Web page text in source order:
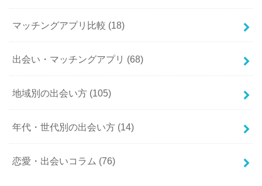
マッチングアプリ比較 (18)
出会い・マッチングアプリ (68)
地域別の出会い方 (105)
年代・世代別の出会い方 (14)
恋愛・出会いコラム (76)